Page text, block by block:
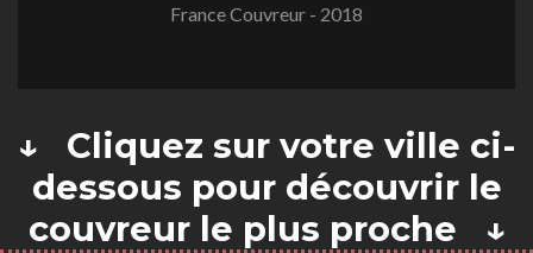
France Couvreur - 2018
↓ Cliquez sur votre ville ci-
dessous pour découvrir le
couvreur le plus proche ↓